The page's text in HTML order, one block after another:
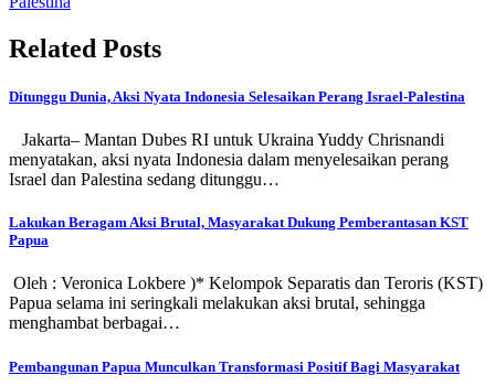
Related Posts
Ditunggu Dunia, Aksi Nyata Indonesia Selesaikan Perang Israel-Palestina
Jakarta– Mantan Dubes RI untuk Ukraina Yuddy Chrisnandi
menyatakan, aksi nyata Indonesia dalam menyelesaikan perang
Israel dan Palestina sedang ditunggu…
Lakukan Beragam Aksi Brutal, Masyarakat Dukung Pemberantasan KST
Papua
Oleh : Veronica Lokbere )* Kelompok Separatis dan Teroris (KST)
Papua selama ini seringkali melakukan aksi brutal, sehingga
menghambat berbagai…
Pembangunan Papua Munculkan Transformasi Positif Bagi Masyarakat